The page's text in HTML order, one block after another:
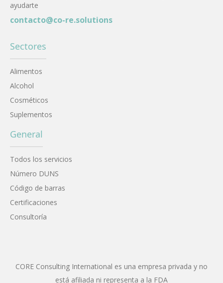
ayudarte
contacto@co-re.solutions
Sectores
Alimentos
Alcohol
Cosméticos
Suplementos
General
Todos los servicios
Número DUNS
Código de barras
Certificaciones
Consultoría
CORE Consulting International es una empresa privada y no
está afiliada ni representa a la FDA